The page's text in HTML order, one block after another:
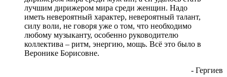
лучшим дирижером мира среди женщин. Надо
иметь невероятный характер, невероятный талант,
силу воли, не говоря уже о том, что необходимо
любому музыканту, особенно руководителю
коллектива – ритм, энергию, мощь. Всё это было в
Веронике Борисовне.
- Гергиев